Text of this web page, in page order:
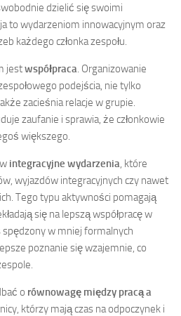
dzielić się swoimi
to wydarzeniom innowacyjnym oraz
każdego członka zespołu.
jestwspółpraca. Organizowanie
podejścia, nie tylko
zacieśnia relacje w grupie.
zaufanie i sprawia, że członkowie
większego.
integracyjne wydarzenia, które
wyjazdów integracyjnych czy nawet
Tego typu aktywności pomagają
się na lepszą współpracę w
spędzony w mniej formalnych
poznanie się wzajemnie, co
o równowagę między pracą a
którzy mają czas na odpoczynek i